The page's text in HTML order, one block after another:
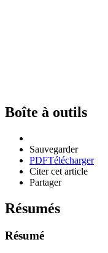
Boîte à outils
Sauvegarder
PDFTélécharger
Citer cet article
Partager
Résumés
Résumé